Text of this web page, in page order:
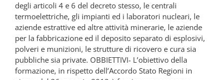
degli articoli 4 e 6 del decreto stesso, le centrali
termoelettriche, gli impianti ed i laboratori nucleari, le
aziende estrattive ed altre attività minerarie, le aziende
per la fabbricazione ed il deposito separato di esplosivi,
polveri e munizioni, le strutture di ricovero e cura sia
pubbliche sia private. OBBIETTIVI- L’obiettivo della
formazione, in rispetto dell’Accordo Stato Regioni in